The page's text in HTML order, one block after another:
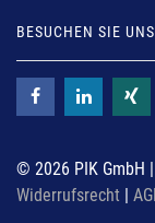
BESUCHEN SIE
© 2026 PIK GmbH |
Widerrufsrecht